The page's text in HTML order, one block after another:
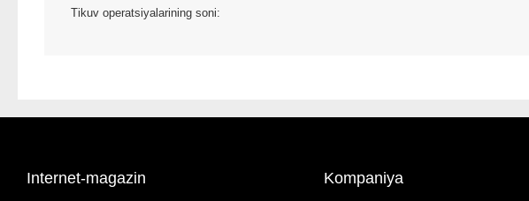
Tikuv operatsiyalarining soni:
Internet-magazin Kompaniya